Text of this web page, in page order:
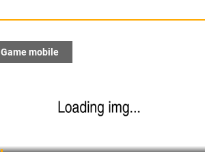
Game mobile